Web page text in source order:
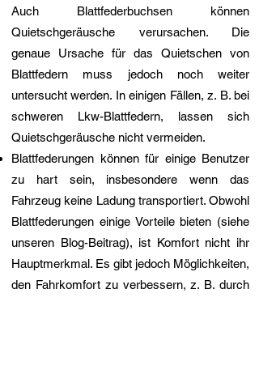
Auch Blattfederbuchsen können
Quietschgeräusche verursachen. Die
genaue Ursache für das Quietschen von
Blattfedern muss jedoch noch weiter
untersucht werden. In einigen Fällen, z. B. bei
schweren Lkw-Blattfedern, lassen sich
Quietschgeräusche nicht vermeiden.
Blattfederungen können für einige Benutzer
zu hart sein, insbesondere wenn das
Fahrzeug keine Ladung transportiert. Obwohl
Blattfederungen einige Vorteile bieten (siehe
unseren Blog-Beitrag), ist Komfort nicht ihr
Hauptmerkmal. Es gibt jedoch Möglichkeiten,
den Fahrkomfort zu verbessern, z. B. durch